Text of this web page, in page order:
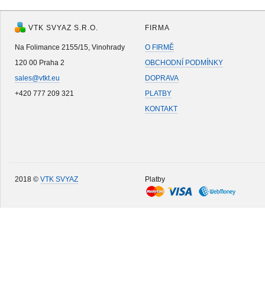
VTK SVYAZ S.R.O.
Na Folimance 2155/15, Vinohrady
120 00 Praha 2
sales@vtkt.eu
+420 777 209 321
FIRMA
O FIRMĚ
OBCHODNÍ PODMÍNKY
DOPRAVA
PLATBY
KONTAKT
2018 © VTK SVYAZ Platby